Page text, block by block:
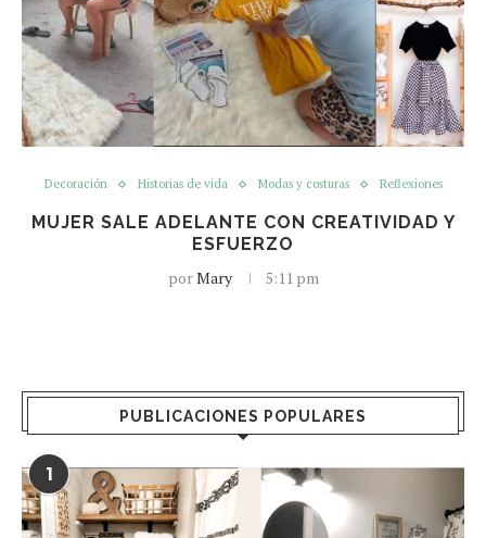
Decoración Historias de vida Modas y costuras Reflexiones
MUJER SALE ADELANTE CON CREATIVIDAD Y
ESFUERZO
porMary 5:11 pm
PUBLICACIONES POPULARES
1